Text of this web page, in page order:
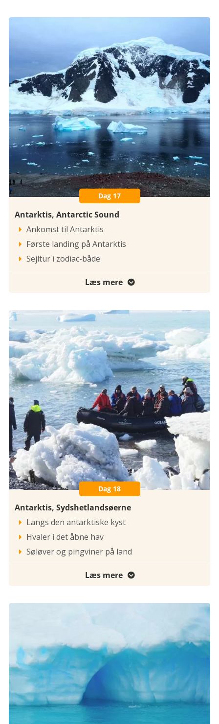
Dag 17
Antarktis, Antarctic Sound
 Ankomst til Antarktis
 Første landing på Antarktis
 Sejltur i zodiac-både
Læs mere 
Dag 18
Antarktis, Sydshetlandsøerne
 Langs den antarktiske kyst
 Hvaler i det åbne hav
 Søløver og pingviner på land
Læs mere 